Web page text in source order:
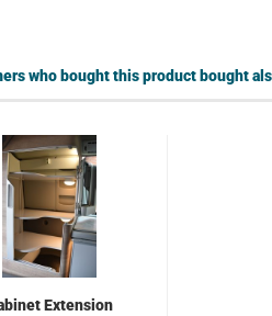
who bought this product bought
Extension